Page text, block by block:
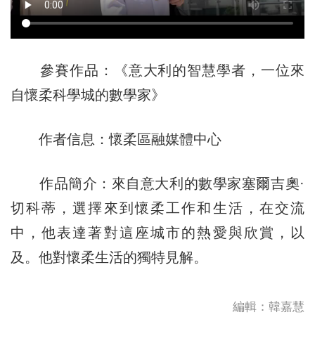
參賽作品：《意大利的智慧學者，一位來
自懷柔科學城的數學家》
作者信息：懷柔區融媒體中心
作品簡介：來自意大利的數學家塞爾吉奧·
切科蒂，選擇來到懷柔工作和生活，在交流
中，他表達著對這座城市的熱愛與欣賞，以
及。他對懷柔生活的獨特見解。
編輯：韓嘉慧